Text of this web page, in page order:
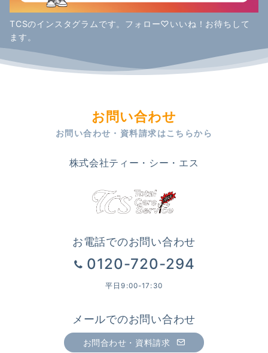
TCSのインスタグラムです。フォロー♡いいね！お待ちして
ます。
お問い合わせ
お問い合わせ・資料請求はこちらから
株式会社ティー・シー・エス
お電話でのお問い合わせ
0120-720-294
平日9:00-17:30
メールでのお問い合わせ
お問合わせ・資料請求